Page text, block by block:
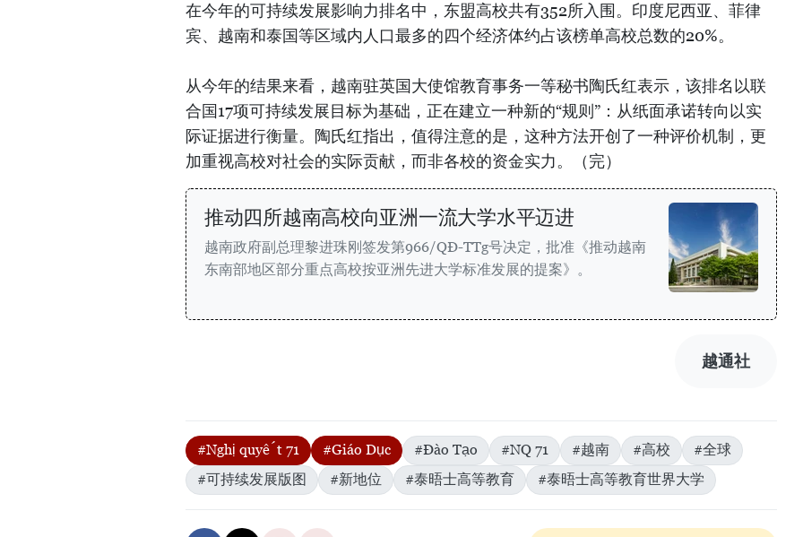
在今年的可持续发展影响力排名中，东盟高校共有352所入围。印度尼西亚、菲律
宾、越南和泰国等区域内人口最多的四个经济体约占该榜单高校总数的20%。
从今年的结果来看，越南驻英国大使馆教育事务一等秘书陶氏红表示，该排名以联
合国17项可持续发展目标为基础，正在建立一种新的“规则”：从纸面承诺转向以实
际证据进行衡量。陶氏红指出，值得注意的是，这种方法开创了一种评价机制，更
加重视高校对社会的实际贡献，而非各校的资金实力。（完）
推动四所越南高校向亚洲一流大学水平迈进
越南政府副总理黎进珠刚签发第966/QĐ-TTg号决定，批准《推动越南
东南部地区部分重点高校按亚洲先进大学标准发展的提案》。
越通社
#Nghị quyết 71 #Giáo Dục #Đào Tạo #NQ 71 #越南 #高校
#全球
#可持续发展版图
#新地位 #泰晤士高等教育 #泰晤士高等教育世界大学